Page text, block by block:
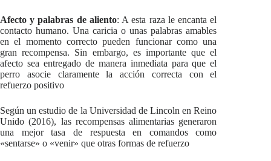
Afecto y palabras de aliento: A esta raza le encanta el
contacto humano. Una caricia o unas palabras amables
en el momento correcto pueden funcionar como una
gran recompensa. Sin embargo, es importante que el
afecto sea entregado de manera inmediata para que el
perro asocie claramente la acción correcta con el
refuerzo positivo
Según un estudio de la Universidad de Lincoln en Reino
Unido (2016), las recompensas alimentarias generaron
una mejor tasa de respuesta en comandos como
«sentarse» o «venir» que otras formas de refuerzo